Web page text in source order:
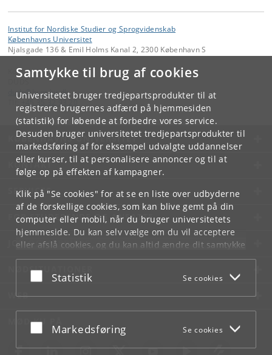
Samtykke til brug af cookies
Universitetet bruger tredjepartsprodukter til at
registrere brugernes adfærd på hjemmesiden
(statistik) for løbende at forbedre vores service.
Desuden bruger universitetet tredjepartsprodukter til
markedsføring af for eksempel udvalgte uddannelser
eller kurser, til at personalisere annoncer og til at
følge op på effekten af kampagner.
Klik på "Se cookies" for at se en liste over udbyderne
af de forskellige cookies, som kan blive gemt på din
computer eller mobil, når du bruger universitetets
hjemmeside. Du kan selv vælge om du vil acceptere
eller afslå cookies, og du kan altid ændre dit samtykke
underCookie- og privatlivspolitiksom du finder i
bunden af hver side.
Acceptér eller afslå
Statistik Se cookies
Acceptér eller afslå
Markedsføring Se cookies
Institut for Nordiske Studier og Sprogvidenskab
Københavns Universitet
Njalsgade 136 & Emil Holms Kanal 2, 2300 København S
Kontakt:
duds@hum.ku.dk
KØBENHAVNS UNIVERSITET
KONTAKT
SERVICES
FOR STUDERENDE OG ANSATTE
JOB OG KARRIERE
NØDSITUATIONER
WEB
MØD KU PÅ